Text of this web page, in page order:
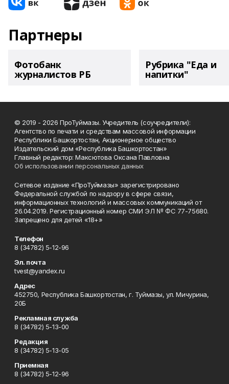
Партнеры
Фотобанк
журналистов РБ
Рубрика "Еда и
напитки"
© 2019 - 2026 ПроТуймазы. Учредитель (соучредители):
Агентство по печати и средствам массовой информации
Республики Башкортостан, Акционерное общество
Издательский дом «Республика Башкортостан»
Главный редактор: Максютова Оксана Павловна
Об использовании персональных данных
Сетевое издание «ПроТуймазы» зарегистрировано
Федеральной службой по надзору в сфере связи,
информационных технологий и массовых коммуникаций от
26.04.2019. Регистрационный номер СМИ ЭЛ № ФС 77-75680.
Запрещено для детей «18+»
Телефон
8 (34782) 5-12-96
Эл. почта
tvest@yandex.ru
Адрес
452750, Республика Башкортостан, г. Туймазы, ул. Мичурина,
20Б
Рекламная служба
8 (34782) 5-13-00
Редакция
8 (34782) 5-13-05
Приемная
8 (34782) 5-12-96